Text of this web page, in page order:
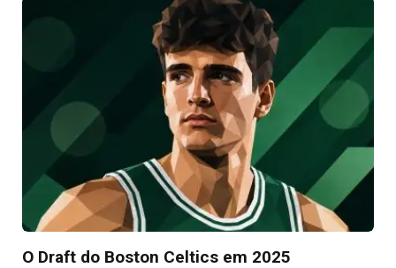
O Draft do Boston Celtics em 2025